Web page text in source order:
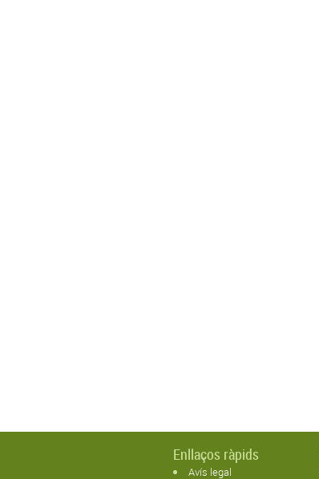
Enllaços ràpids
Avís legal